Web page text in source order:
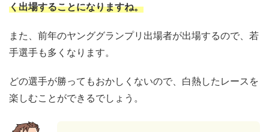
く出場することになりますね。
また、前年のヤンググランプリ出場者が出場するので、若
手選手も多くなります。
どの選手が勝ってもおかしくないので、白熱したレースを
楽しむことができるでしょう。